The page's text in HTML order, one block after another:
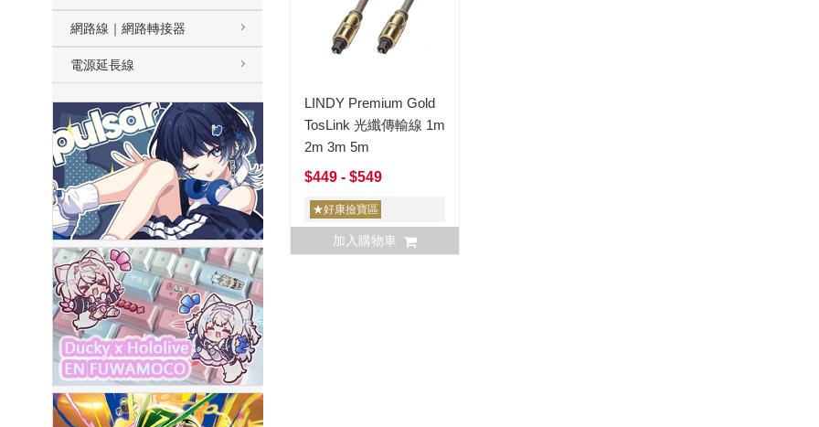
網路線｜網路轉接器
電源延長線
LINDY Premium Gold
TosLink 光纖傳輸線 1m
2m 3m 5m
$449 - $549
★好康撿寶區
加入購物車